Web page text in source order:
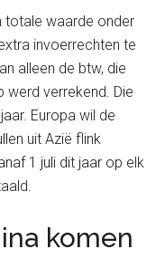
totale waarde onder
invoerrechten te
alleen de btw, die
werd verrekend. Die
Europa wil de
uit Azië flink
1 juli dit jaar op elk
komen